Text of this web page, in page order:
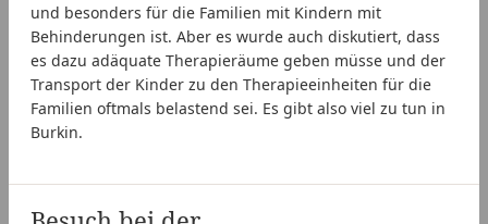
und besonders für die Familien mit Kindern mit
Behinderungen ist. Aber es wurde auch diskutiert, dass
es dazu adäquate Therapieräume geben müsse und der
Transport der Kinder zu den Therapieeinheiten für die
Familien oftmals belastend sei. Es gibt also viel zu tun in
Burkin.